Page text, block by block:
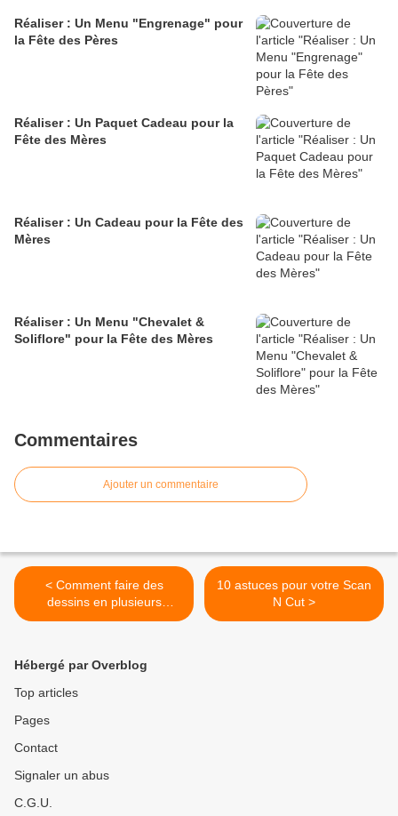
Réaliser : Un Menu "Engrenage" pour
la Fête des Pères
Réaliser : Un Paquet Cadeau pour la
Fête des Mères
Réaliser : Un Cadeau pour la Fête des
Mères
Réaliser : Un Menu "Chevalet &
Soliflore" pour la Fête des Mères
Commentaires
Ajouter un commentaire
< Comment faire des
dessins en plusieurs
couleurs ?
10 astuces pour votre Scan
N Cut >
Hébergé par Overblog
Top articles
Pages
Contact
Signaler un abus
C.G.U.